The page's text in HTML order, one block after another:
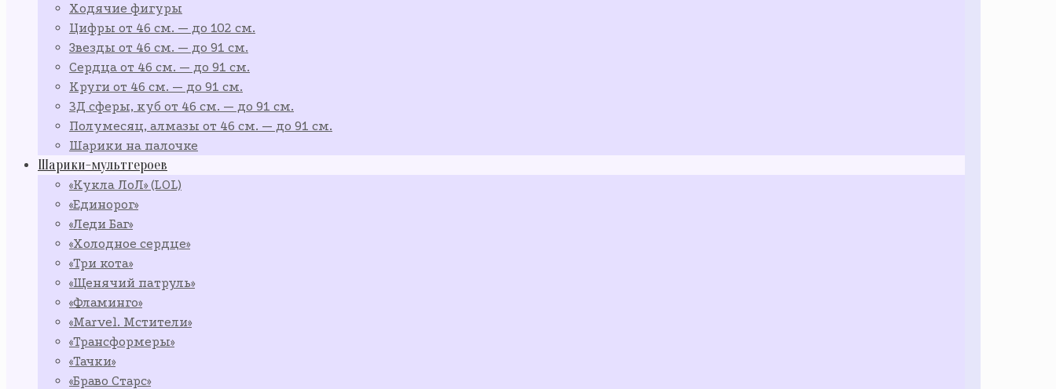
Ходячие фигуры
Цифры от 46 см. — до 102 см.
Звезды от 46 см. — до 91 см.
Сердца от 46 см. — до 91 см.
Круги от 46 см. — до 91 см.
3Д сферы, куб от 46 см. — до 91 см.
Полумесяц, алмазы от 46 см. — до 91 см.
Шарики на палочке
Шарики-мультгероев
«Кукла ЛоЛ» (LOL)
«Единорог»
«Леди Баг»
«Холодное сердце»
«Три кота»
«Щенячий патруль»
«Фламинго»
«Marvel. Мстители»
«Трансформеры»
«Тачки»
«Браво Старс»